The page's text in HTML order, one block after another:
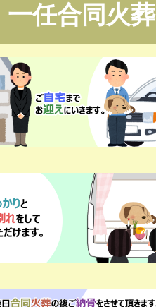
一任合同火葬